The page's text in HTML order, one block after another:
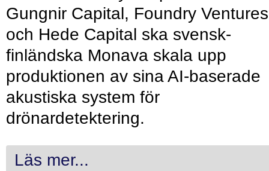
Gungnir Capital, Foundry Ventures
och Hede Capital ska svensk-
finländska Monava skala upp
produktionen av sina AI-baserade
akustiska system för
drönardetektering.
Läs mer...